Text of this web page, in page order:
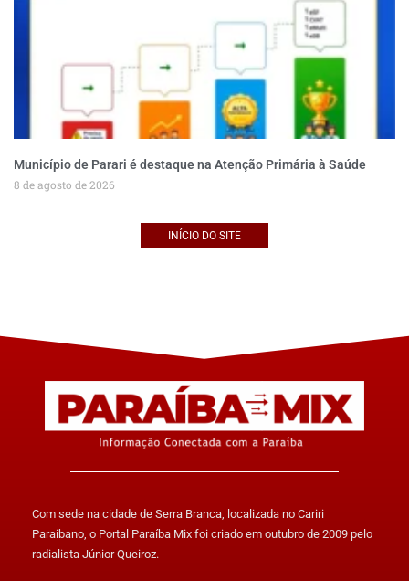
Município de Parari é destaque na Atenção Primária à Saúde
8 de agosto de 2026
INÍCIO DO SITE
Com sede na cidade de Serra Branca, localizada no Cariri
Paraibano, o Portal Paraíba Mix foi criado em outubro de 2009 pelo
radialista Júnior Queiroz.